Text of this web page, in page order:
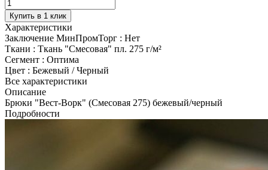
Купить в 1 клик
Характеристики
Заключение МинПромТорг : Нет
Ткани : Ткань "Смесовая" пл. 275 г/м²
Сегмент : Оптима
Цвет : Бежевый / Черный
Все характеристики
Описание
Брюки "Вест-Ворк" (Смесовая 275) бежевый/черный
Подробности